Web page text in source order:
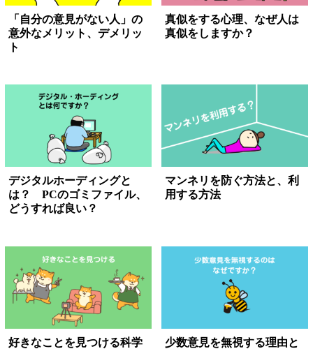
「自分の意見がない人」の
意外なメリット、デメリッ
ト
真似をする心理、なぜ人は
真似をしますか？
デジタルホーディングと
は？ PCのゴミファイル、
どうすれば良い？
マンネリを防ぐ方法と、利
用する方法
好きなことを見つける科学
少数意見を無視する理由と